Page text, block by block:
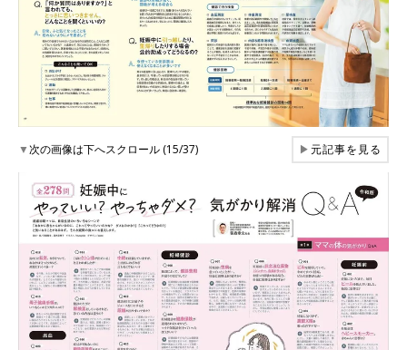
▼次の画像は下へスクロール (15/37) ▶元記事を見る